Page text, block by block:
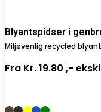
Blyantspidser i
Miljøvenlig recycled
Fra Kr. 19.80 ,-